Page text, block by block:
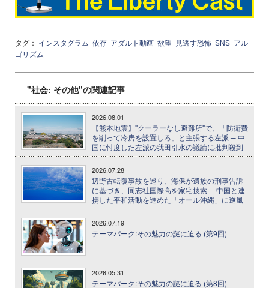
タグ： インスタグラム 依存 アダルト動画 欲望 見逃す恐怖 SNS アル
ゴリズム
"社会: その他"の関連記事
2026.08.01
【熊本地震】"クーラーなし避難所"で、「防衛費
を削って冷房を設置しろ」と主張する左派 ─ 中
国に忖度した左派の我田引水の議論に批判殺到
2026.07.28
辺野古転覆事故を巡り、海保が遺族の刑事告訴
に基づき、同志社国際高を家宅捜索 ─ 中国と連
携した平和活動を進めた「オール沖縄」に逆風
2026.07.19
テーマパーク:その魅力の謎に迫る (第9回)
2026.05.31
テーマパーク:その魅力の謎に迫る (第8回)